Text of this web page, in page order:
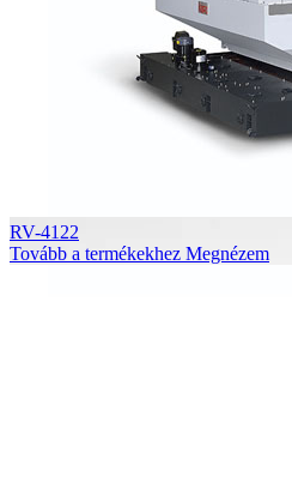
RV-4122
Tovább a termékekhez Megnézem